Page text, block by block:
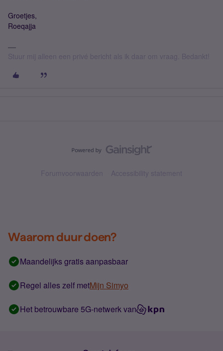
Groetjes,
Roeqajja
Stuur mij alleen een privé bericht als ik daar om vraag. Bedankt!
Forumvoorwaarden Accessibility statement
Waarom duur doen?
Maandelijks gratis aanpasbaar
Regel alles zelf metMijn Simyo
Het betrouwbare 5G-netwerk van